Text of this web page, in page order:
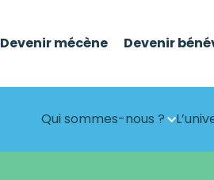
Devenir mécène Devenir
Qui sommes-nous ?